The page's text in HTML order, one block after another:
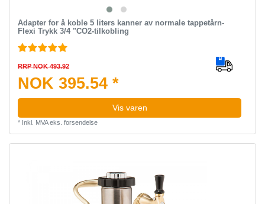
Adapter for å koble 5 liters kanner av normale tappetårn-
Flexi Trykk 3/4 "CO2-tilkobling
RRP NOK 493.92
NOK 395.54 *
Vis varen
* Inkl. MVAeks. forsendelse